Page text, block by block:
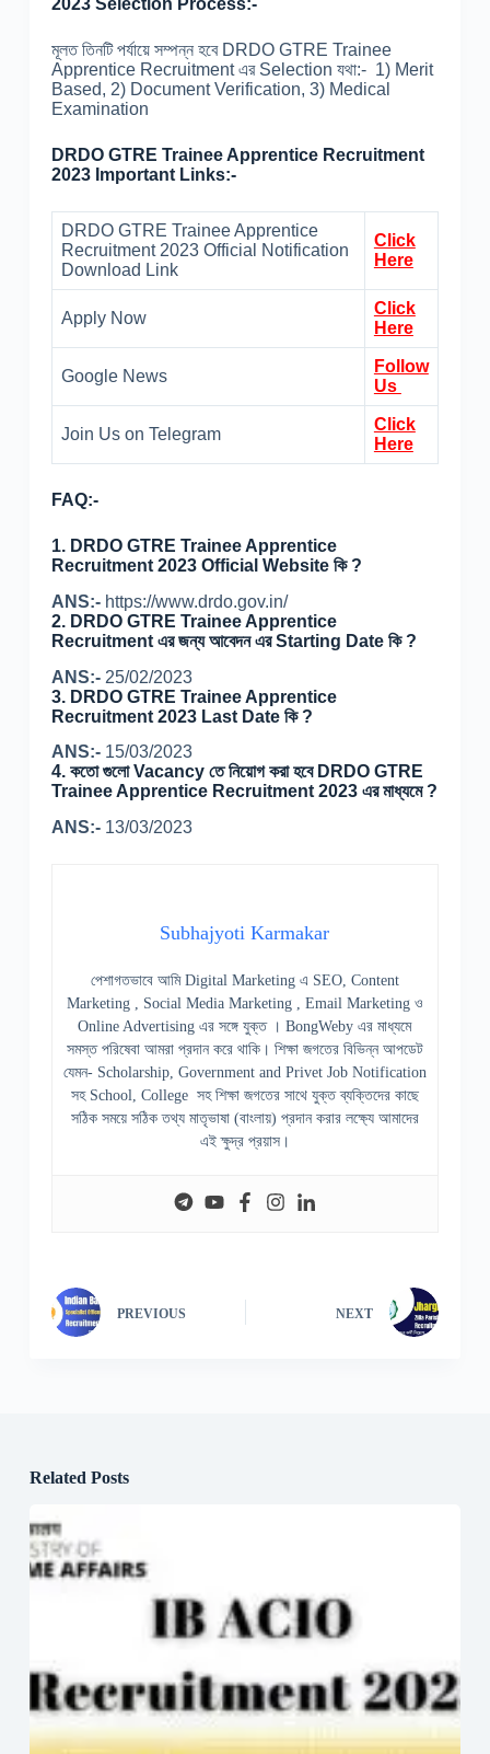
2023 Selection Process:-
মূলত তিনটি পর্যায়ে সম্পন্ন হবে DRDO GTRE Trainee
Apprentice Recruitment এর Selection যথা:- 1) Merit
Based, 2) Document Verification, 3) Medical
Examination
DRDO GTRE Trainee Apprentice Recruitment
2023 Important Links:-
DRDO GTRE Trainee Apprentice
Recruitment 2023 Official Notification
Download Link
Click
Here
Apply Now
Click
Here
Google News
Follow
Us
Join Us on Telegram
Click
Here
FAQ:-
1. DRDO GTRE Trainee Apprentice
Recruitment 2023 Official Website কি ?
ANS:- https://www.drdo.gov.in/
2. DRDO GTRE Trainee Apprentice
Recruitment এর জন্য আবেদন এর Starting Date কি ?
ANS:-25/02/2023
3. DRDO GTRE Trainee Apprentice
Recruitment 2023 Last Date কি ?
ANS:- 15/03/2023
4. কতো গুলো Vacancy তে নিয়োগ করা হবে DRDO GTRE
Trainee Apprentice Recruitment 2023 এর মাধ্যমে ?
ANS:-13/03/2023
Subhajyoti Karmakar
পেশাগতভাবে আমি Digital Marketing এ SEO, Content
Marketing , Social Media Marketing , Email Marketing ও
Online Advertising এর সঙ্গে যুক্ত । BongWeby এর মাধ্যমে
সমস্ত পরিষেবা আমরা প্রদান করে থাকি। শিক্ষা জগতের বিভিন্ন আপডেট
যেমন- Scholarship, Government and Privet Job Notification
সহ School, College সহ শিক্ষা জগতের সাথে যুক্ত ব্যক্তিদের কাছে
সঠিক সময়ে সঠিক তথ্য মাতৃভাষা (বাংলায়) প্রদান করার লক্ষ্যে আমাদের
এই ক্ষুদ্র প্রয়াস।
PREVIOUS NEXT
Related Posts